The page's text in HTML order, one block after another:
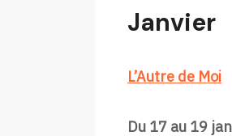
Janvier
L’Autre de Moi
Du 17 au 19